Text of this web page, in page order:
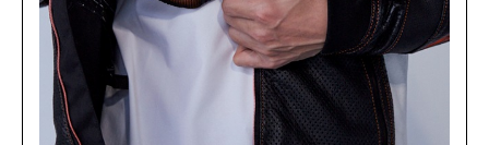
NAVY/WHITE
¥43,890(税込)
カートに入れる